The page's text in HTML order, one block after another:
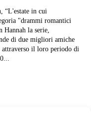
“L'estate in cui
"drammi romantici
Hannah la serie,
di due migliori amiche
il loro periodo di